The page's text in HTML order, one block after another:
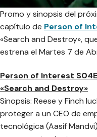
Promo y sinopsis del
capítulo de Person of
«Search and Destroy»,
estrena el Martes 7 de
Person of Interest
«Search and Destroy»
Sinopsis: Reese y Finch
proteger a un CEO de
tecnológica (Aasif